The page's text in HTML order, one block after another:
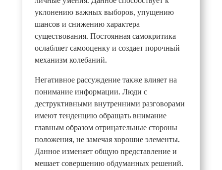
уклонению важных выборов, упущению
шансов и снижению характера
существования. Постоянная самокритика
ослабляет самооценку и создает порочный
механизм колебаний.
Негативное рассуждение также влияет на
понимание информации. Люди с
деструктивными внутренними разговорами
имеют тенденцию обращать внимание
главным образом отрицательные стороны
положения, не замечая хорошие элементы.
Данное изменяет общую представление и
мешает совершению обдуманных решений.